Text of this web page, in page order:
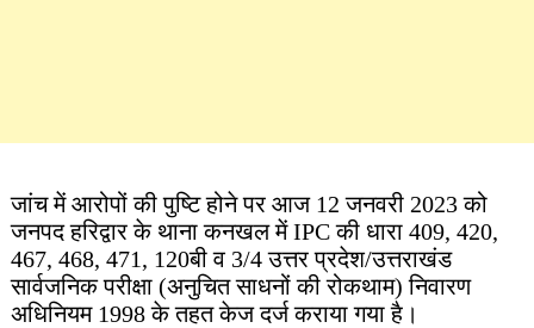
जांच में आरोपों की पुष्टि होने पर आज 12 जनवरी 2023 को
जनपद हरिद्वार के थाना कनखल में IPC की धारा 409, 420,
467, 468, 471, 120बी व 3/4 उत्तर प्रदेश/उत्तराखंड
सार्वजनिक परीक्षा (अनुचित साधनों की रोकथाम) निवारण
अधिनियम 1998 के तहत केज दर्ज कराया गया है।